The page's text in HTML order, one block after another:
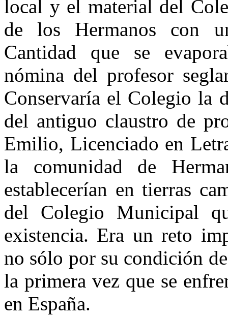
local y el material del
de los Hermanos con
Cantidad que se
nómina del profesor
Conservaría el Colegio la
del antiguo claustro de
Emilio, Licenciado en
la comunidad de
establecerían en tierras
del Colegio Municipal
existencia. Era un reto
no sólo por su condición
la primera vez que se
en España.